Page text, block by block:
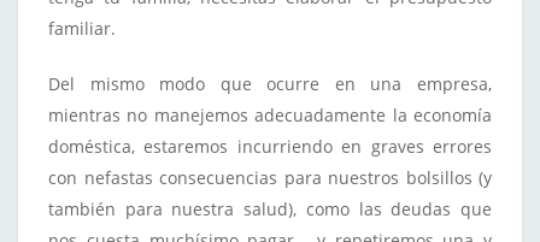
familiar.
Del mismo modo que ocurre en una empresa,
mientras no manejemos adecuadamente la economía
doméstica, estaremos incurriendo en graves errores
con nefastas consecuencias para nuestros bolsillos (y
también para nuestra salud), como las deudas que